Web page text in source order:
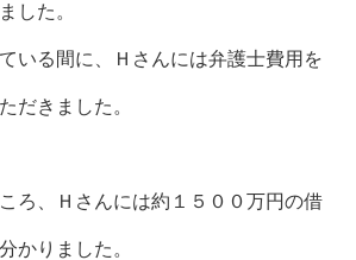
した。
いる間に、Ｈさんには弁護士費用を
だきました。
ろ、Ｈさんには約１５００万円の借
かりました。